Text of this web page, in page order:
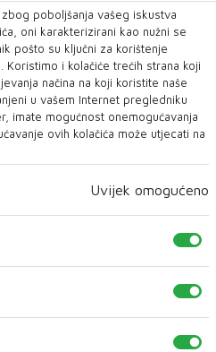
ZAKONITOSTI POSLOVANJA I
podnijelo
i sumnje na počinjenje
poboljšanja vašeg iskustva
oni karakterizirani kao nužni se
pošto su ključni za korištenje
Koristimo i kolačiće trećih strana koji
načina na koji koristite naše
u vašem Internet pregledniku
imate mogućnost onemogućavanja
ovih kolačića može utjecati na
Uvijek omogućeno